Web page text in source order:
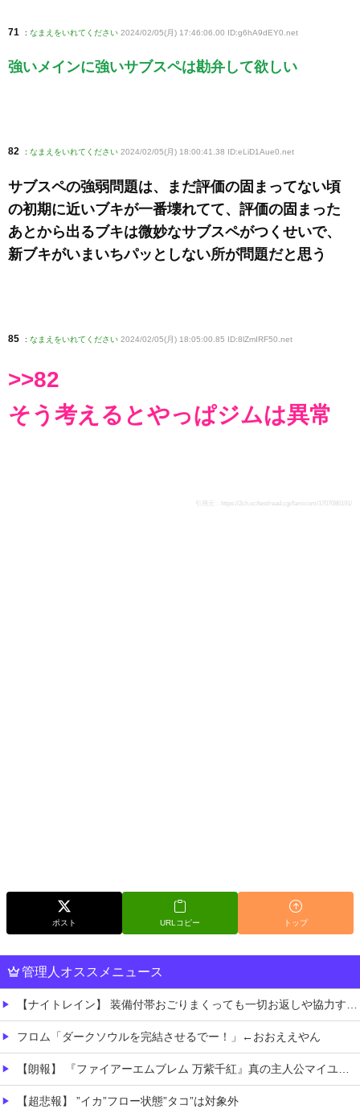
71 : なまえをいれてください 2024/02/05(月) 17:46:06.00 ID:g6hA9dEY0.net
強いメインに強いサブスペは勘弁して欲しい
82 : なまえをいれてください 2024/02/05(月) 18:00:41.38 ID:eLiD1Aue0.net
サブスペの強弱問題は、まだ評価の固まってない頃
の初期に近いブキが一番壊れてて、評価の固まった
あとから出るブキは微妙なサブスペがつくせいで、
新ブキがいまいちパッとしない所が問題だと思う
85 : なまえをいれてください 2024/02/05(月) 18:05:00.85 ID:8lZmIRF50 .net
>>82
そう考えるとやっぱジムは異常
引用元： https://2ch.sc/test/read.cgi/famicom/1707086191/
ポスト URLコピー トップ
管理人オススメニュース
【ナイトレイン】 装備付帯おごりまくっても一切お返しや協力する気がないプレイヤーいるけど…
フロム「ダークソウルを完結させるでー！」←おおええやん
【朗報】 『ファイアーエムブレム 万紫千紅』真の主人公マイユニはキャラメイクが可能
【超悲報】 ”イカ”フロー状態”タコ”は対象外